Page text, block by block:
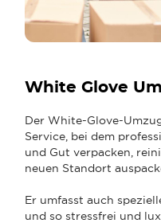
White Glove
Der White-Glove-
Service, bei dem
und Gut verpacken,
neuen Standort
Er umfasst auch
und so stressfrei und